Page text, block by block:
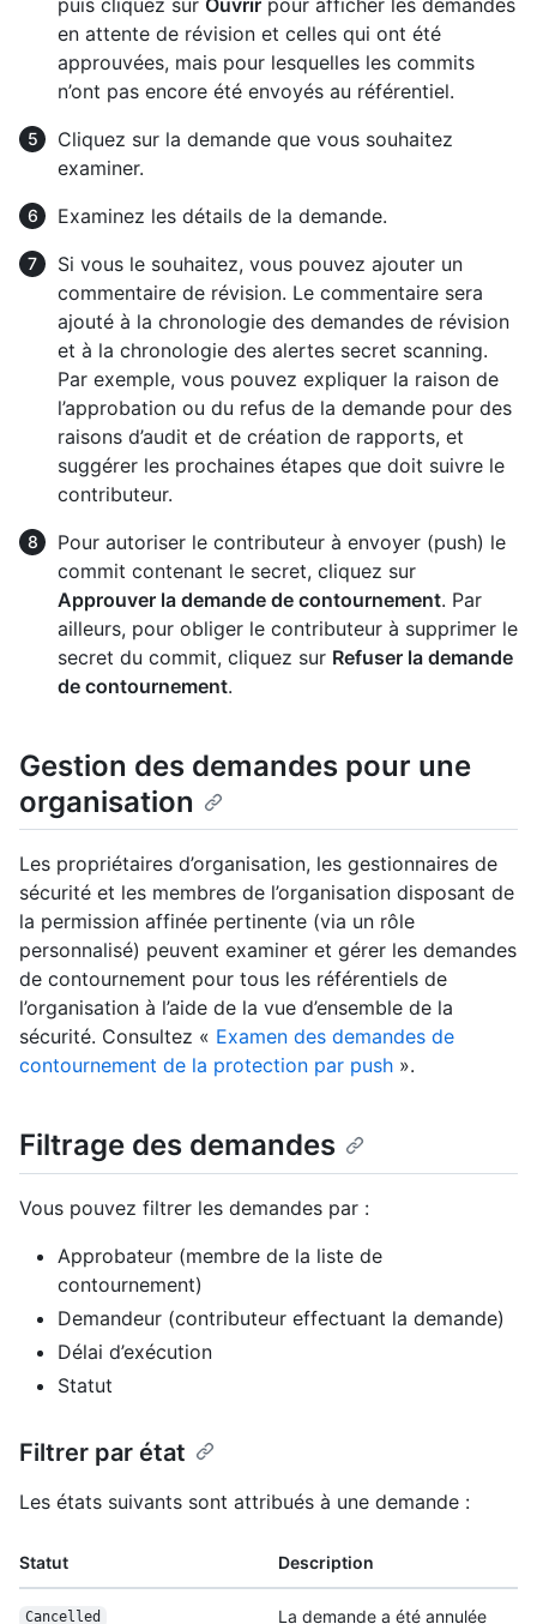
puis cliquez sur Ouvrir pour afficher les demandes
en attente de révision et celles qui ont été
approuvées, mais pour lesquelles les commits
n’ont pas encore été envoyés au référentiel.
Cliquez sur la demande que vous souhaitez
examiner.
Examinez les détails de la demande.
Si vous le souhaitez, vous pouvez ajouter un
commentaire de révision. Le commentaire sera
ajouté à la chronologie des demandes de révision
et à la chronologie des alertes secret scanning.
Par exemple, vous pouvez expliquer la raison de
l’approbation ou du refus de la demande pour des
raisons d’audit et de création de rapports, et
suggérer les prochaines étapes que doit suivre le
contributeur.
Pour autoriser le contributeur à envoyer (push) le
commit contenant le secret, cliquez sur
Approuver la demande de contournement. Par
ailleurs, pour obliger le contributeur à supprimer le
secret du commit, cliquez sur Refuser la demande
de contournement.
Gestion des demandes pour une
organisation
Les propriétaires d’organisation, les gestionnaires de
sécurité et les membres de l’organisation disposant de
la permission affinée pertinente (via un rôle
personnalisé) peuvent examiner et gérer les demandes
de contournement pour tous les référentiels de
l’organisation à l’aide de la vue d’ensemble de la
sécurité. Consultez « Examen des demandes de
contournement de la protection par push ».
Filtrage des demandes
Vous pouvez filtrer les demandes par :
Approbateur (membre de la liste de
contournement)
Demandeur (contributeur effectuant la demande)
Délai d’exécution
Statut
Filtrer par état
Les états suivants sont attribués à une demande :
Statut Description
Cancelled
La demande a été annulée